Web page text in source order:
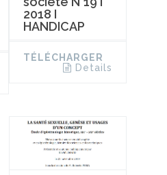
2018 I
HANDICAP
TÉLÉCHARGER
Details